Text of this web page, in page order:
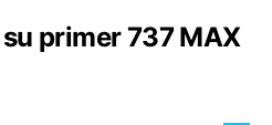
primer 737 MAX